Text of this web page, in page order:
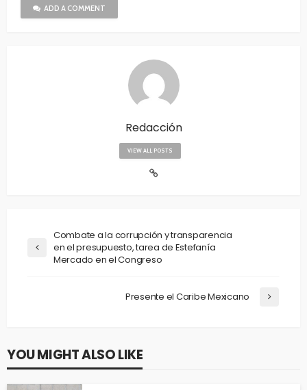
ADD A COMMENT
Redacción
VIEW ALL POSTS
Combate a la corrupción y transparencia
en el presupuesto, tarea de Estefanía
Mercado en el Congreso
Presente el Caribe Mexicano
YOU MIGHT ALSO LIKE